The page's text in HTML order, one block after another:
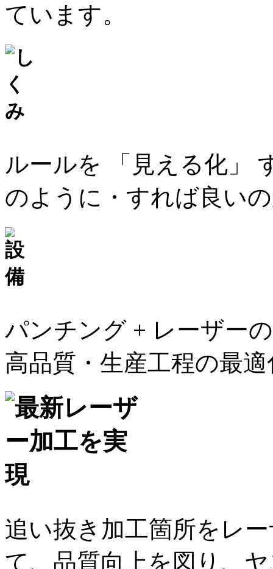
ています。
ルールを 「見える化」
のように・すれば良い
パンチング + レーザー
高品質・生産工程の最
追い抜き加工箇所をレ
て、品質向上を図り、